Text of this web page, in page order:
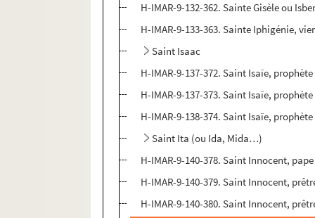
H-IMAR-9-132-362. Sainte Gisèle ou
H-IMAR-9-133-363. Sainte Iphigénie,
Saint Isaac
H-IMAR-9-137-372. Saint Isaïe, prophète
H-IMAR-9-137-373. Saint Isaïe, prophète
H-IMAR-9-138-374. Saint Isaïe, prophète
Saint Ita (ou Ida, Mida…)
H-IMAR-9-140-378. Saint Innocent,
H-IMAR-9-140-379. Saint Innocent,
H-IMAR-9-140-380. Saint Innocent,